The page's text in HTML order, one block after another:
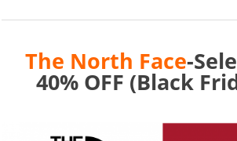
The North Face-
40% OFF (Black